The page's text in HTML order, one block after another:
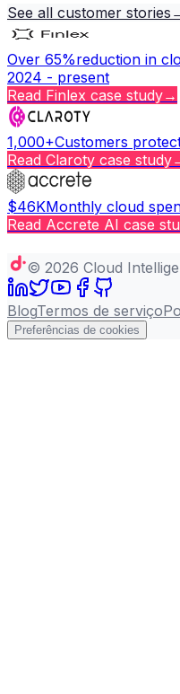
See all customer stories
Over 65%reduction in
2024 - present
Read Finlex case study→
1,000+Customers
Read Claroty case study
$46KMonthly cloud
Read Accrete AI case
© 2026 Cloud
BlogTermos de serviço
Preferências de cookies